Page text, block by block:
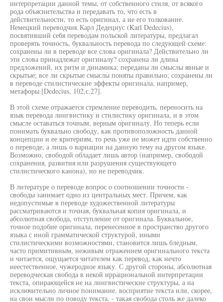
интерпретации данной темы, от собственного стиля, от всякого
рода объяснительства и передавать то, что есть в
действительности, то есть оригинал, а не его толкование.
Немецкий переводчик Карл Дедециус (Karl Dedecius),
посвятивший себя переводам польской литературы, предлагал
проверять точность, буквальность перевода по следующей схеме:
сохранены ли в переводе все слова оригинала? Действительно ли
эти слова принадлежат оригиналу? сохранена ли длина
предложений, их ритм и динамика; переданы ли смыслы явные и
скрытые; все ли скрытые смыслы поняты правильно; сохранены ли
в переводе стилистические эффекты оригинала, например,
метафоры [Dedecius, 102,с.27].
В этой схеме отражается стремление переводить, переносить на
язык перевода лингвистику и стилистику оригинала, и в этом
смысле оставаться точным, верным оригиналу. Но теперь если
понимать буквально свободу, как противоположность данной
концепции и ее критериям, то речь уже не может идти собственно
о переводе, а лишь о вариации на данную тему на другом языке.
Возможно, свободой обладает лишь автор (например, свободой
сохранения, развития или разрушения существующего
стилистического канона), но не переводчик.
В литературе о переводе вопрос о соотношении точности -
свободы занимает одно из центральных мест. Причем, как
недопустимые в переводе художественной литературы
рассматриваются и точная, буквальная копия оригинала, и
абсолютная свобода, отступление от оригинала. Буквальное,
точное подобие оригинала, перенесенное в пространство другого
языка с иной грамматической структурой, иными
стилистическими возможностями, становится лишь бледным,
часто примитивным, неживым отражением оригинального текста
и читается, ощущается читателем как перевод, как нечто
неестественное, чужеродное языку. С другой стороны, абсолютная
переводческая свобода в некой иррациональной интерпретации
текста, опирающейся не на лингвистические структуры, а на
исключительно личное понимание, восприятие текста или, скорее,
на свои мысли по поводу текста, - такая свобода столь же далеко